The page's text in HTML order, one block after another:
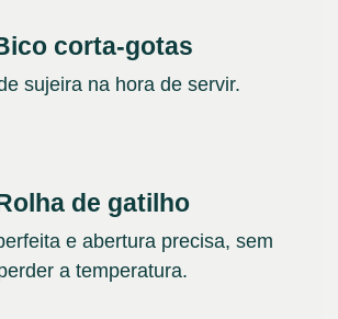
corta-gotas
sujeira na hora de servir.
de gatilho
e abertura precisa, sem
a temperatura.